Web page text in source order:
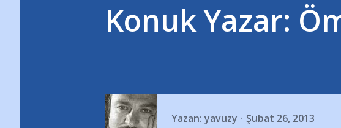
Konuk Yazar:
Yazan: yavuzy Şubat 26, 2013